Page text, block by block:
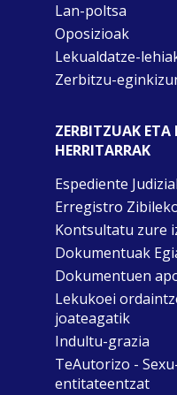
Lan-poltsa
Oposizioak
Lekualdatze-
Zerbitzu-
ZERBITZUAK ETA
HERRITARRAK
Espediente
Erregistro
Kontsultatu zure
Dokumentuak
Dokumentuen
Lekukoei
joateagatik
Indultu-grazia
TeAutorizo -
entitateentzat